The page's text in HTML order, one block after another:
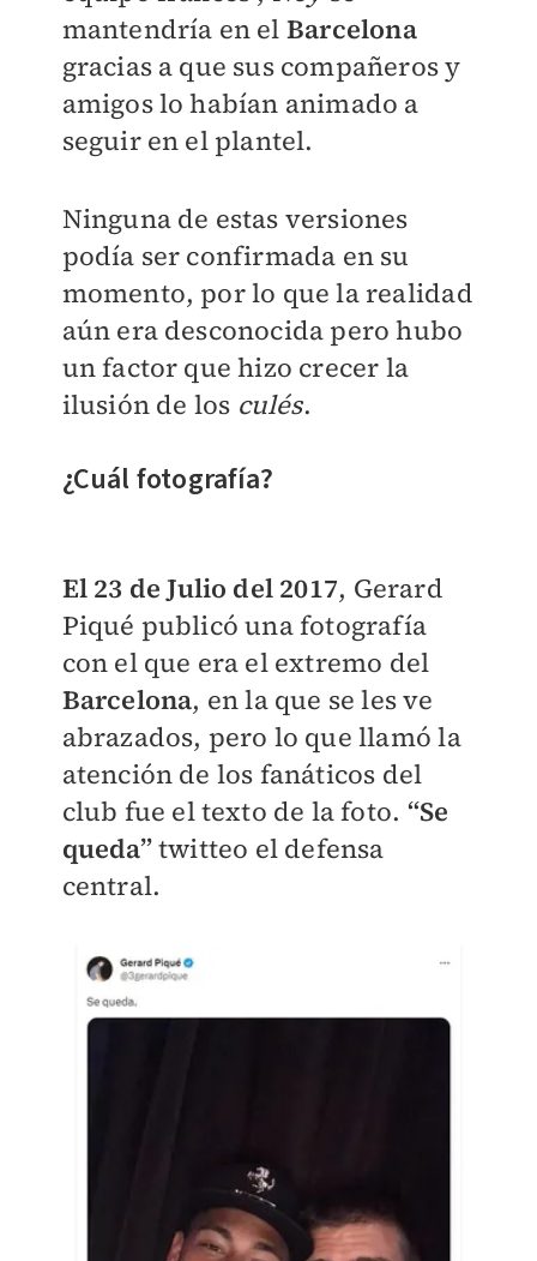
mantendría en el Barcelona
gracias a que sus compañeros y
amigos lo habían animado a
seguir en el plantel.
Ninguna de estas versiones
podía ser confirmada en su
momento, por lo que la realidad
aún era desconocida pero hubo
un factor que hizo crecer la
ilusión de los culés.
¿Cuál fotografía?
El 23 de Julio del 2017, Gerard
Piqué publicó una fotografía
con el que era el extremo del
Barcelona, en la que se les ve
abrazados, pero lo que llamó la
atención de los fanáticos del
club fue el texto de la foto. “Se
queda”twitteo el defensa
central.